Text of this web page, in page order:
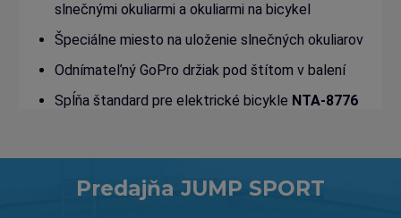
slnečnými okuliarmi a okuliarmi na bicykel
Špeciálne miesto na uloženie slnečných okuliarov
Odnímateľný GoPro držiak pod štítom v balení
Spĺňa štandard pre elektrické bicykle NTA-8776
Predajňa JUMP SPORT